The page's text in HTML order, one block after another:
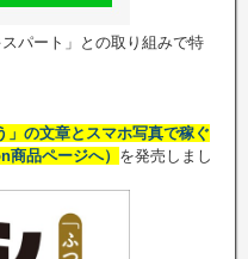
パート」との取り組みで特
」の文章とスマホ写真で稼ぐ
品ページへ） を発売しまし